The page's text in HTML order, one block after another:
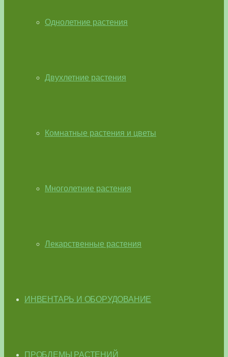
Однолетние растения
Двухлетние растения
Комнатные растения и цветы
Многолетние растения
Лекарственные растения
ИНВЕНТАРЬ И ОБОРУДОВАНИЕ
ПРОБЛЕМЫ РАСТЕНИЙ